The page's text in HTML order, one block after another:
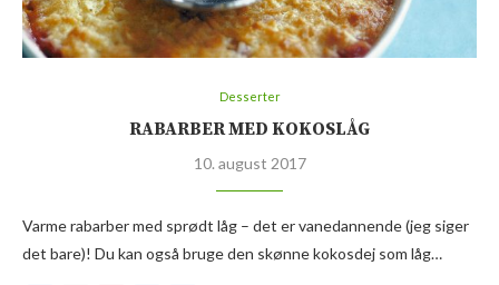
Desserter
RABARBER MED KOKOSLÅG
10. august 2017
Varme rabarber med sprødt låg – det er vanedannende (jeg siger
det bare)! Du kan også bruge den skønne kokosdej som låg…